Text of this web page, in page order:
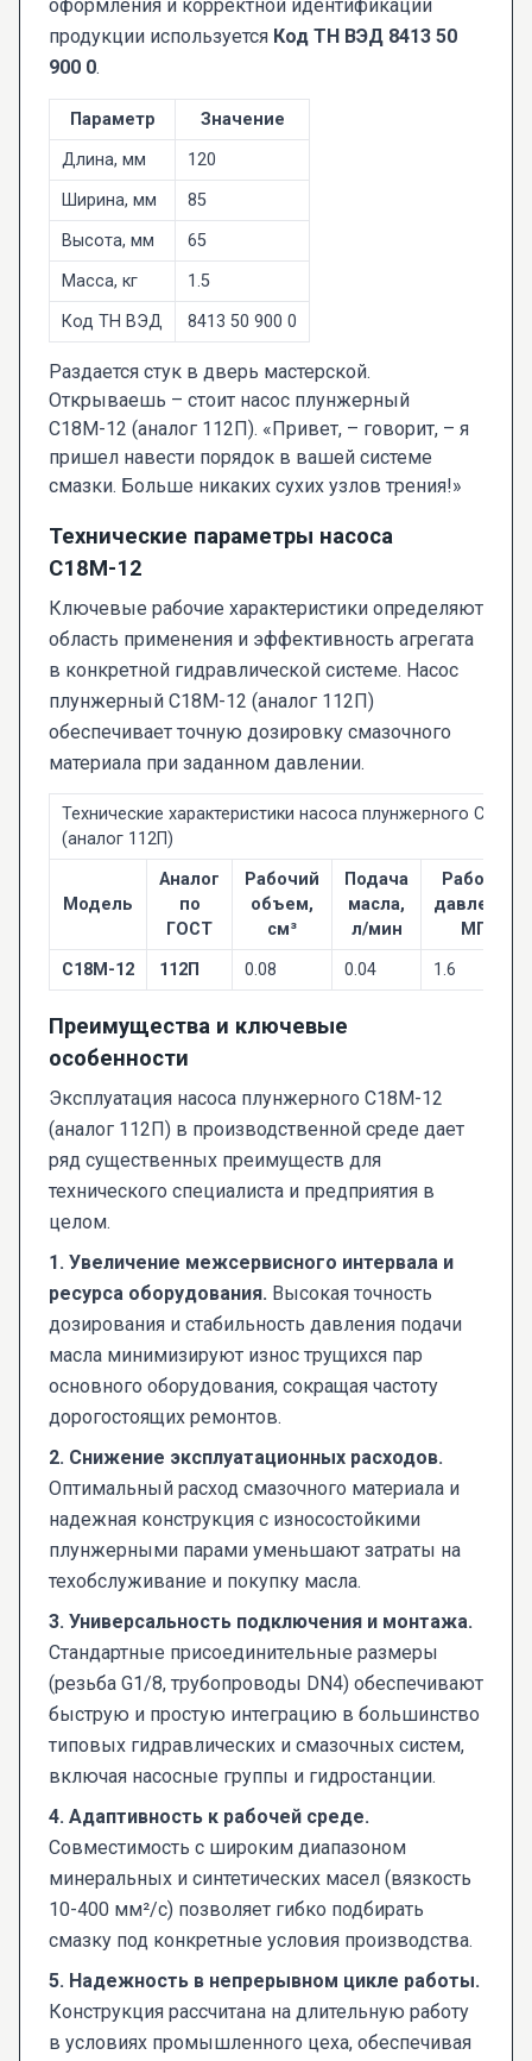
оформления и корректной идентификации
продукции используется Код ТН ВЭД 8413 50
900 0.
Параметр
Значение
Длина, мм
120
Ширина, мм
85
Высота, мм
65
Масса, кг
1.5
Код ТН ВЭД
8413 50 900 0
Раздается стук в дверь мастерской.
Открываешь – стоит насос плунжерный
С18М-12 (аналог 112П). «Привет, – говорит, – я
пришел навести порядок в вашей системе
смазки. Больше никаких сухих узлов трения!»
Технические параметры насоса
С18М-12
Ключевые рабочие характеристики определяют
область применения и эффективность агрегата
в конкретной гидравлической системе. Насос
плунжерный С18М-12 (аналог 112П)
обеспечивает точную дозировку смазочного
материала при заданном давлении.
Технические характеристики насоса плунжерного С18М-
(аналог 112П)
Модель
Аналог
по
ГОСТ
Рабочий
объем,
см³
Подача
масла,
л/мин
Рабочее
давление,
МПа
С18М-12
112П 0.08 0.04 1.6
Преимущества и ключевые
особенности
Эксплуатация насоса плунжерного С18М-12
(аналог 112П) в производственной среде дает
ряд существенных преимуществ для
технического специалиста и предприятия в
целом.
1. Увеличение межсервисного интервала и
ресурса оборудования. Высокая точность
дозирования и стабильность давления подачи
масла минимизируют износ трущихся пар
основного оборудования, сокращая частоту
дорогостоящих ремонтов.
2. Снижение эксплуатационных расходов.
Оптимальный расход смазочного материала и
надежная конструкция с износостойкими
плунжерными парами уменьшают затраты на
техобслуживание и покупку масла.
3. Универсальность подключения и монтажа.
Стандартные присоединительные размеры
(резьба G1/8, трубопроводы DN4) обеспечивают
быструю и простую интеграцию в большинство
типовых гидравлических и смазочных систем,
включая насосные группы и гидростанции.
4. Адаптивность к рабочей среде.
Совместимость с широким диапазоном
минеральных и синтетических масел (вязкость
10-400 мм²/с) позволяет гибко подбирать
смазку под конкретные условия производства.
5. Надежность в непрерывном цикле работы.
Конструкция рассчитана на длительную работу
в условиях промышленного цеха, обеспечивая